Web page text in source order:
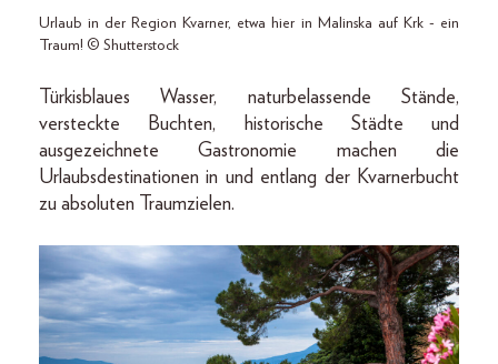
Urlaub in der Region Kvarner, etwa hier in Malinska auf Krk - ein
Traum! © Shutterstock
Türkisblaues Wasser, naturbelassende Stände,
versteckte Buchten, historische Städte und
ausgezeichnete Gastronomie machen die
Urlaubsdestinationen in und entlang der Kvarnerbucht
zu absoluten Traumzielen.